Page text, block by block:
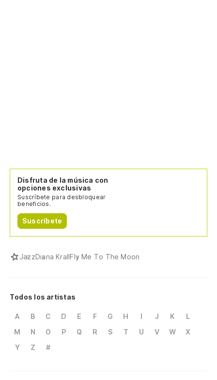
Disfruta de la música con
opciones exclusivas
Suscríbete para desbloquear
beneficios.
Suscríbete
JazzDiana KrallFly Me To The Moon
Todos los artistas
A B C D E F G H I J K
L
M
N O P Q R S T U V W
X
Y
Z #